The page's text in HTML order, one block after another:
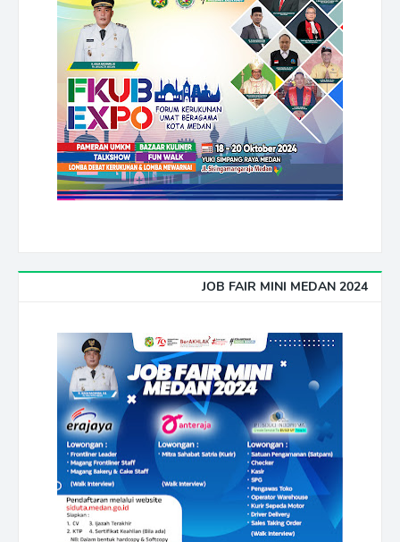
JOB FAIR MINI MEDAN 2024